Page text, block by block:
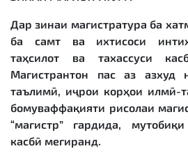
Дар зинаи магистратура ба
ба самт ва ихтисоси
таҳсилот ва тахассуси
Магистрантон пас аз азхуд
таълимӣ, иҷрои корҳои илмӣ-
бомуваффақияти рисолаи
“магистр” гардида,
касбӣ мегиранд.